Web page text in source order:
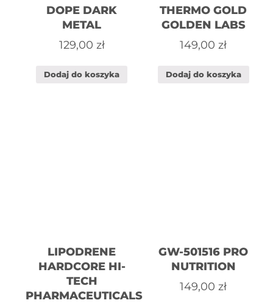
DOPE DARK
METAL
129,00 zł
Dodaj do koszyka
THERMO GOLD
GOLDEN LABS
149,00zł
Dodaj do koszyka
LIPODRENE
HARDCORE HI-
TECH
PHARMACEUTICALS
GW-501516 PRO
NUTRITION
149,00zł